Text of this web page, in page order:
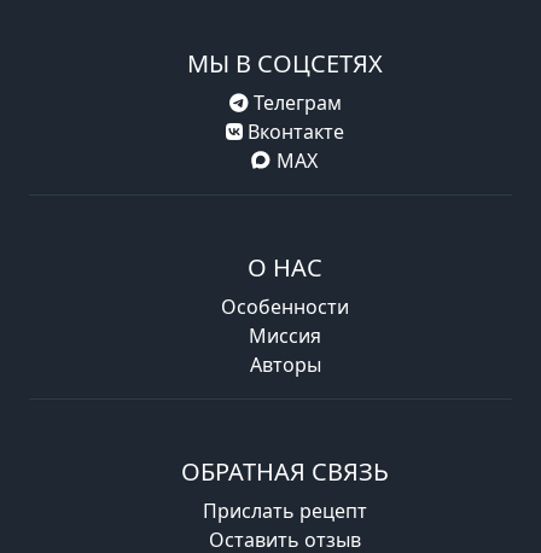
МЫ В СОЦСЕТЯХ
Телеграм
Вконтакте
MAX
О НАС
Особенности
Миссия
Авторы
ОБРАТНАЯ СВЯЗЬ
Прислать рецепт
Оставить отзыв